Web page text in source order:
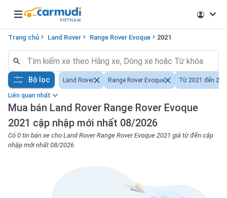
Open main menu
Trang chủ Land Rover Range Rover Evoque 2021
Liên quan nhất
Mua bán Land Rover Range Rover Evoque
2021 cập nhập mới nhất 08/2026
Có 0 tin bán xe cho Land Rover Range Rover Evoque 2021 giá từ đến cập
nhập mới nhất 08/2026
Bộ lọc Land Rover Range Rover Evoque Từ 2021 đến